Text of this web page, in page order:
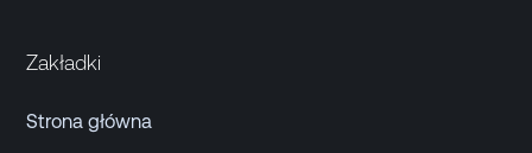
Zakładki
Strona główna